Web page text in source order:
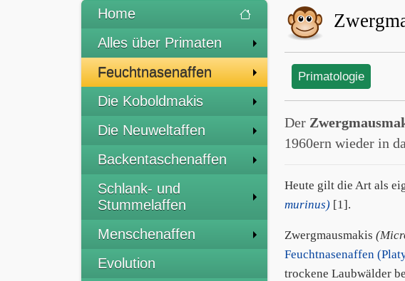
Home
Alles über Primaten
Feuchtnasenaffen
Die Koboldmakis
Die Neuweltaffen
Backentaschenaffen
Schlank- und
Stummelaffen
Menschenaffen
Evolution
Primatologie
Der
1960ern wieder in
Heute gilt die Art als
murinus) [1].
Zwergmausmakis
Feuchtnasenaffen
trockene Laubwälder